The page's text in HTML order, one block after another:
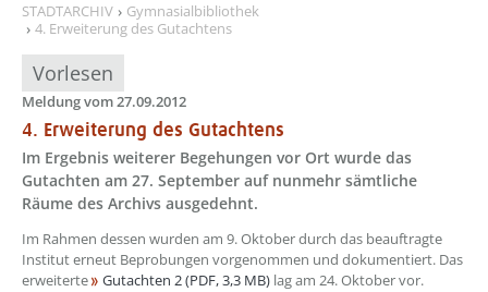
STADTARCHIV
Gymnasialbibliothek
4. Erweiterung des Gutachtens
Vorlesen
Meldung vom 27.09.2012
4. Erweiterung des Gutachtens
Im Ergebnis weiterer Begehungen vor Ort wurde das
Gutachten am 27. September auf nunmehr sämtliche
Räume des Archivs ausgedehnt.
Im Rahmen dessen wurden am 9. Oktober durch das beauftragte
Institut erneut Beprobungen vorgenommen und dokumentiert. Das
erweiterte
Gutachten 2 (PDF, 3,3 MB) lag am 24. Oktober vor.